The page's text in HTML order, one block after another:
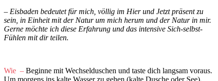
– Eisbaden bedeutet für mich, völlig im Hier und Jetzt präsent zu
sein, in Einheit mit der Natur um mich herum und der Natur in mir.
Gerne möchte ich diese Erfahrung und das intensive Sich-selbst-
Fühlen mit dir teilen.
Wie – Beginne mit Wechselduschen und taste dich langsam voraus.